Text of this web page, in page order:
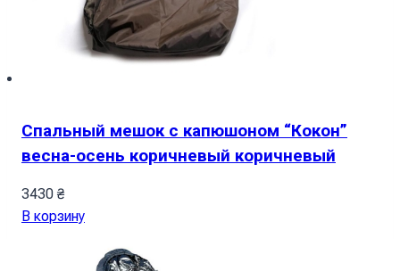
Спальный мешок с капюшоном “Кокон”
весна-осень коричневый коричневый
3430 ₴
В корзину